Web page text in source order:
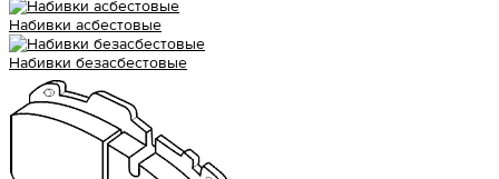
Набивки асбестовые
Набивки безасбестовые